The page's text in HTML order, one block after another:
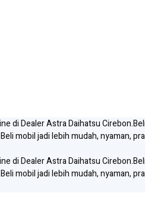
di Dealer Astra Daihatsu Cirebon.
Beli mobil jadi lebih mudah, nyaman,
di Dealer Astra Daihatsu Cirebon.
Beli mobil jadi lebih mudah, nyaman,